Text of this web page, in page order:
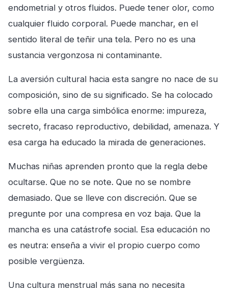
endometrial y otros fluidos. Puede tener olor, como
cualquier fluido corporal. Puede manchar, en el
sentido literal de teñir una tela. Pero no es una
sustancia vergonzosa ni contaminante.
La aversión cultural hacia esta sangre no nace de su
composición, sino de su significado. Se ha colocado
sobre ella una carga simbólica enorme: impureza,
secreto, fracaso reproductivo, debilidad, amenaza. Y
esa carga ha educado la mirada de generaciones.
Muchas niñas aprenden pronto que la regla debe
ocultarse. Que no se note. Que no se nombre
demasiado. Que se lleve con discreción. Que se
pregunte por una compresa en voz baja. Que la
mancha es una catástrofe social. Esa educación no
es neutra: enseña a vivir el propio cuerpo como
posible vergüenza.
Una cultura menstrual más sana no necesita